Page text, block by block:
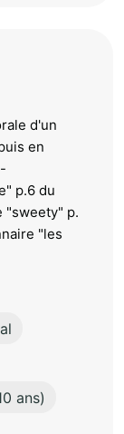
d'un
en
p.6 du
"sweety" p.
"les
ans)